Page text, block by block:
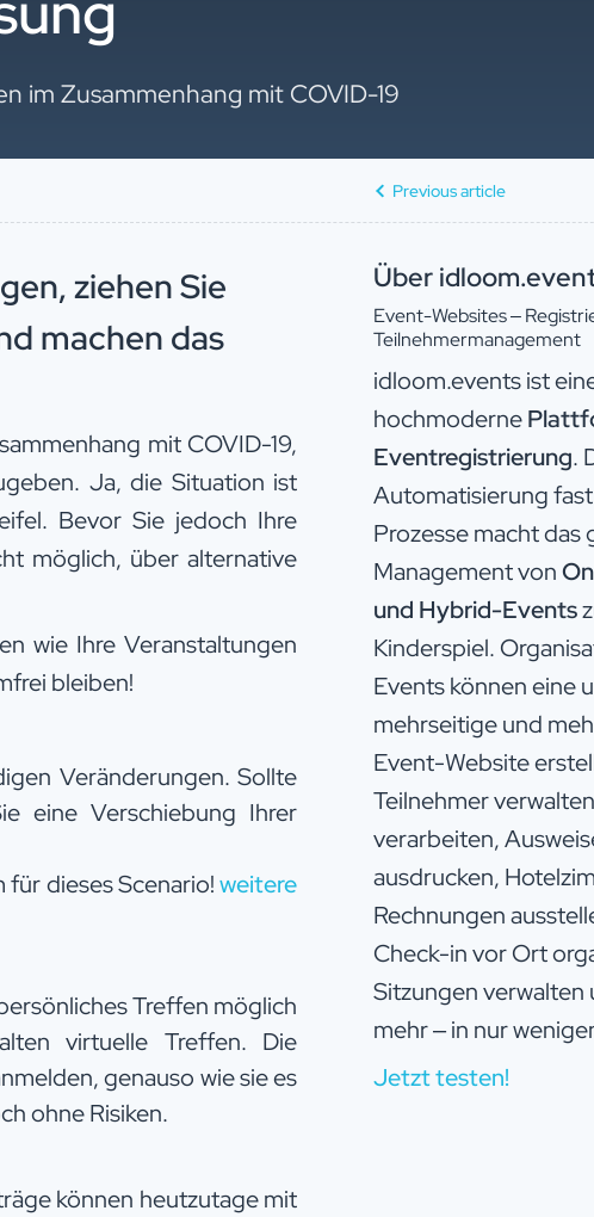
im Zusammenhang mit COVID-19
Previous article
ziehen Sie
machen das
mit COVID-19,
Ja, die Situation ist
Bevor Sie jedoch Ihre
möglich, über alternative
wie Ihre Veranstaltungen
bleiben!
Veränderungen. Sollte
eine Verschiebung Ihrer
dieses Scenario!weitere
Treffen möglich
virtuelle Treffen. Die
genauso wie sie es
ohne Risiken.
können heutzutage mit
Über
Event-Websites –
Teilnehmermanagement
idloom.events ist
hochmoderne
Eventregistrierung.
Automatisierung
Prozesse macht das
Management von
und Hybrid-Events
Kinderspiel.
Events können eine
mehrseitige und
Event-Website
Teilnehmer
verarbeiten,
ausdrucken,
Rechnungen
Check-in vor Ort
Sitzungen verwalten
mehr – in nur
Jetzt testen!